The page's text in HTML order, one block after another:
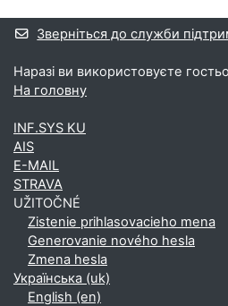
Додаткові блоки
Зверніться до служби
Наразі ви використовуєте
На головну
INF.SYS KU
AIS
E-MAIL
STRAVA
UŽITOČNÉ
Zistenie prihlasovacieho mena
Generovanie nového hesla
Zmena hesla
Українська ‎(uk)‎
English ‎(en)‎